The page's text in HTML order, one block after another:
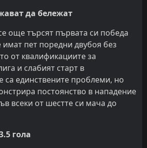
да бележат
още търсят първата си победа
имат пет поредни двубоя без
от квалификациите за
и слабият старт в
са единствените проблеми, но
постоянство в нападение
всеки от шестте си мача до
гола